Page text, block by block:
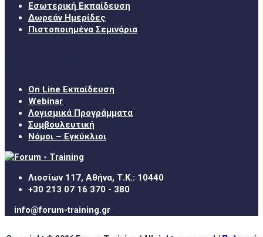
Εσωτερική Εκπαίδευση
Δωρεάν Ημερίδες
Πιστοποιημένα Σεμινάρια
On Line Εκπαίδευση
Webinar
Λογισμικά Προγράμματα
Συμβουλευτική
Νόμοι – Εγκύκλιοι
Λιοσίων 117, Αθήνα, Τ.Κ.: 10440
+30 213 07 16 370 - 380
info@forum-training.gr